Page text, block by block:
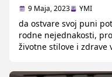
9 Maja, 2023 YMI
da ostvare svoj puni
rodne nejednakosti,
životne stilove i zdrave